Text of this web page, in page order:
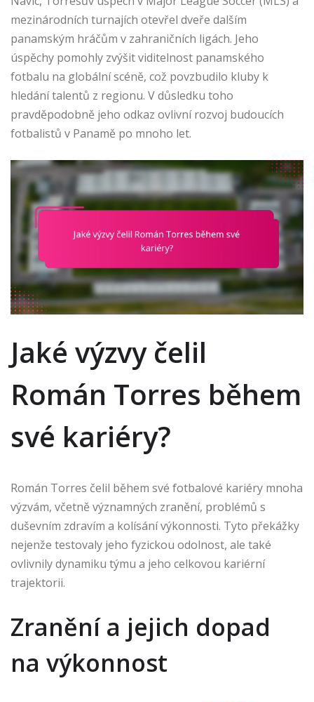
mezinárodních turnajích otevřel dveře dalším
panamským hráčům v zahraničních ligách. Jeho
úspěchy pomohly zvýšit viditelnost panamského
fotbalu na globální scéně, což povzbudilo kluby k
hledání talentů z regionu. V důsledku toho
pravděpodobně jeho odkaz ovlivní rozvoj budoucích
fotbalistů v Panamě po mnoho let.
Jaké výzvy čelil
Román Torres během
své kariéry?
Román Torres čelil během své fotbalové kariéry mnoha
výzvám, včetně významných zranění, problémů s
duševním zdravím a kolísání výkonnosti. Tyto překážky
nejenže testovaly jeho fyzickou odolnost, ale také
ovlivnily dynamiku týmu a jeho celkovou kariérní
trajektorii.
Zranění a jejich dopad
na výkonnost